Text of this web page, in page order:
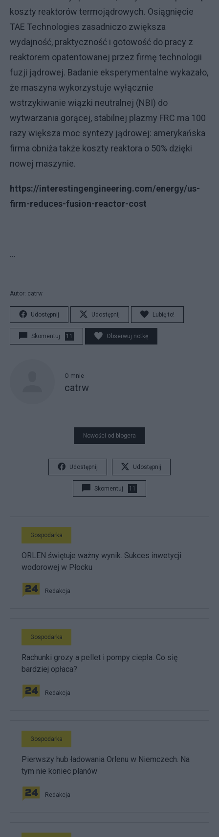
koszty reaktorów termojądrowych. Osiągnięcie
TAE Technologies zasadniczo zwiększa
wydajność, praktyczność i gotowość do pracy z
reaktorem opatentowanej przez firmę technologii
fuzji jądrowej. Badanie eksperymentalne wykazało,
że maszyna wykorzystuje wyłącznie
wstrzykiwanie wiązki neutralnej (NBI) do
wytwarzania gorącej, stabilnej plazmy FRC ma 100
razy większa moc syntezy jądrowej: amerykańska
firma obniża także koszty reaktora o 50% dzięki
nowej maszynie.
https://interestingengineering.com/energy/us-
firm-reduces-fusion-reactor-cost
...
Autor: catrw
Udostępnij Udostępnij Lubię to!
Skomentuj 11 Obserwuj notkę
O mnie
catrw
Nowości od blogera
Udostępnij Udostępnij
Skomentuj 11
Gospodarka
ORLEN świętuje ważny wynik. Sukces inwetycji
wodorowej w Płocku
Redakcja
Gospodarka
Rachunki grozy a pellet i pompy ciepła. Co się
bardziej opłaca?
Redakcja
Gospodarka
Pierwszy hub ładowania Orlenu w Niemczech. Na
tym nie koniec planów
Redakcja